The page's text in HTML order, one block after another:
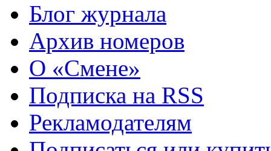
Блог журнала
Архив номеров
О «Смене»
Подписка на RSS
Рекламодателям